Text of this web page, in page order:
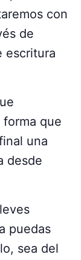
con
de
escritura
forma que
una
desde
puedas
sea del